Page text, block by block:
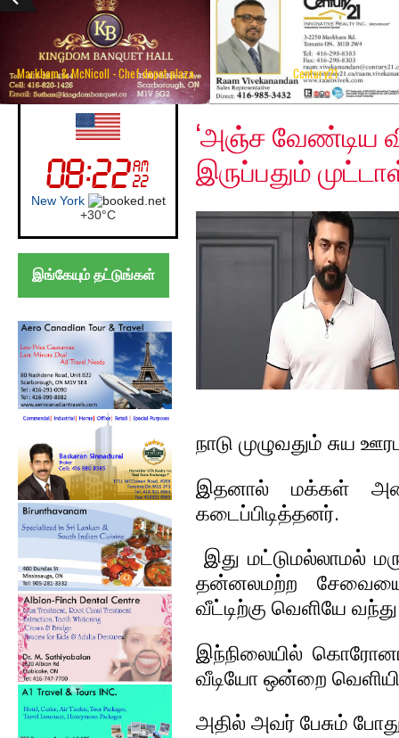
Markham & McNicoll - Chef depot plaza Century21
UK (London)
London
+24°C
இங்கேயும் தட்டுங்கள்
Tuesday, March 24,
‘அஞ்ச வேண்டிய
இருப்பதும்
நாடு முழுவதும் சுய
இதனால் மக்கள்
கடைப்பிடித்தனர்.
இது மட்டுமல்லாமல்
தன்னலமற்ற
வீட்டிற்கு வெளியே
இந்நிலையில் கொரோனா
வீடியோ ஒன்றை
அதில் அவர் பேசும்